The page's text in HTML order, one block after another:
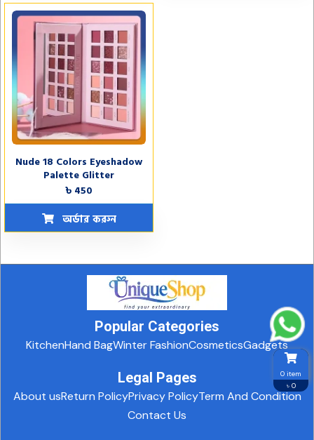
0 item
৳ 0
Nude 18 Colors Eyeshadow
Palette Glitter
৳ 450
অর্ডার করুন
Popular Categories
KitchenHand BagWinter FashionCosmeticsGadgets
Legal Pages
About usReturn PolicyPrivacy PolicyTerm And Condition
Contact Us